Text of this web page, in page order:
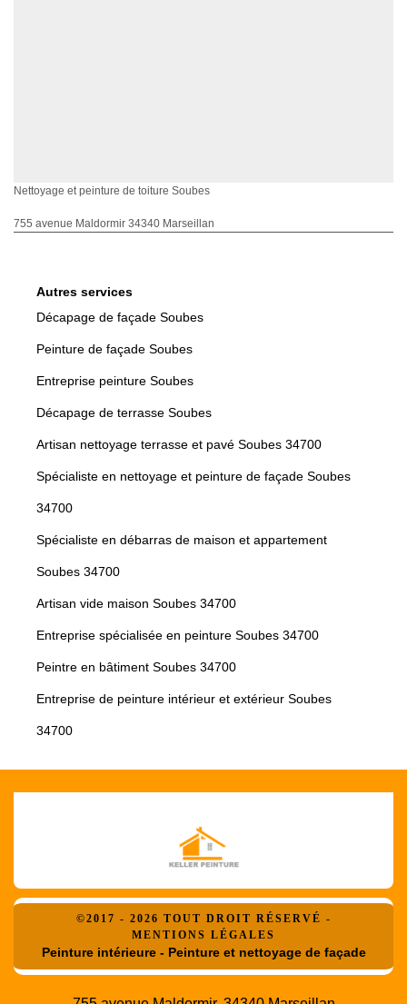
Nettoyage et peinture de toiture Soubes
755 avenue Maldormir 34340 Marseillan
Autres services
Décapage de façade Soubes
Peinture de façade Soubes
Entreprise peinture Soubes
Décapage de terrasse Soubes
Artisan nettoyage terrasse et pavé Soubes 34700
Spécialiste en nettoyage et peinture de façade Soubes
34700
Spécialiste en débarras de maison et appartement
Soubes 34700
Artisan vide maison Soubes 34700
Entreprise spécialisée en peinture Soubes 34700
Peintre en bâtiment Soubes 34700
Entreprise de peinture intérieur et extérieur Soubes
34700
©2017 - 2026 TOUT DROIT RÉSERVÉ -
MENTIONS LÉGALES
Peinture intérieure - Peinture et nettoyage de façade